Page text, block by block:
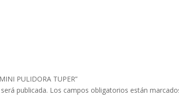
PULIDORA TUPER”
publicada. Los campos obligatorios están